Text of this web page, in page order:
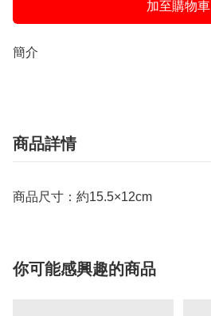
加至購物車
簡介
商品詳情
商品尺寸：約15.5×12cm
你可能感興趣的商品